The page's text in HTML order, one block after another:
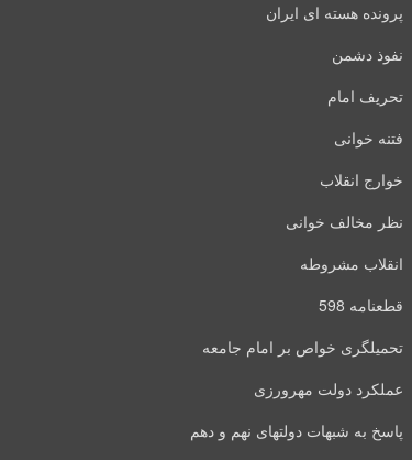
پرونده هسته ای ایران
نفوذ دشمن
تحریف امام
فتنه خوانی
خوارج انقلاب
نظر مخالف خوانی
انقلاب مشروطه
قطعنامه 598
تحمیلگری خواص بر امام جامعه
عملکرد دولت مهرورزی
پاسخ به شبهات دولتهای نهم و دهم